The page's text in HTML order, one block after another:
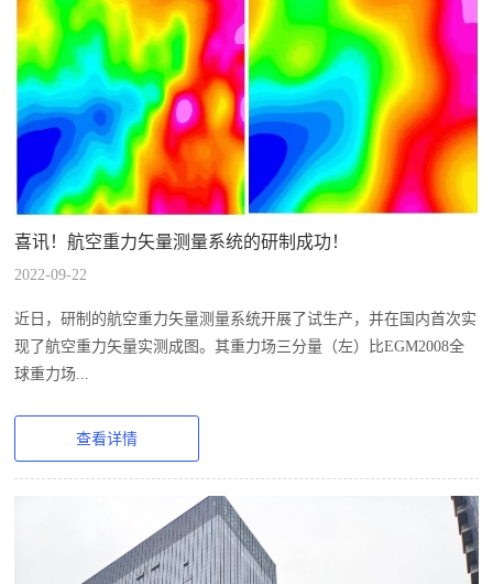
介们
喜讯！航空重力矢量测量系统的研制成功！
2022-09-22
近日，研制的航空重力矢量测量系统开展了试生产，并在国内首次实
现了航空重力矢量实测成图。其重力场三分量（左）比EGM2008全
球重力场...
查看详情